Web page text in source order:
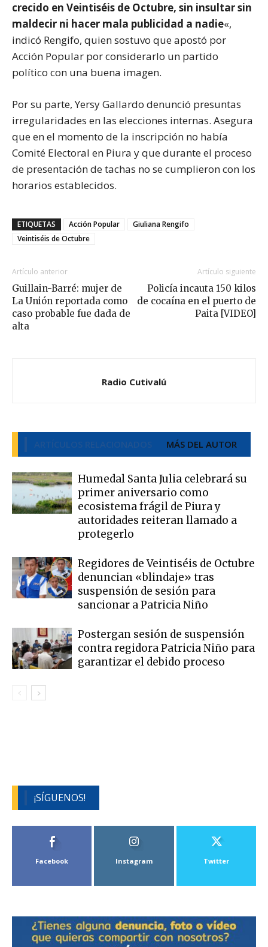
crecido en Veintiséis de Octubre, sin insultar sin
maldecir ni hacer mala publicidad a nadie«,
indicó Rengifo, quien sostuvo que apostó por
Acción Popular por considerarlo un partido
político con una buena imagen.
Por su parte, Yersy Gallardo denunció presuntas
irregularidades en las elecciones internas. Asegura
que en el momento de la inscripción no había
Comité Electoral en Piura y que durante el proceso
de presentación de tachas no se cumplieron con los
horarios establecidos.
ETIQUETAS Acción Popular
Giuliana Rengifo
Veintiséis de Octubre
Artículo anterior
Guillain-Barré: mujer de
La Unión reportada como
caso probable fue dada de
alta
Artículo siguiente
Policía incauta 150 kilos
de cocaína en el puerto de
Paita [VIDEO]
Radio Cutivalú
ARTÍCULOS RELACIONADOS MÁS DEL AUTOR
Humedal Santa Julia celebrará su
primer aniversario como
ecosistema frágil de Piura y
autoridades reiteran llamado a
protegerlo
Regidores de Veintiséis de Octubre
denuncian «blindaje» tras
suspensión de sesión para
sancionar a Patricia Niño
Postergan sesión de suspensión
contra regidora Patricia Niño para
garantizar el debido proceso
¡SÍGUENOS!